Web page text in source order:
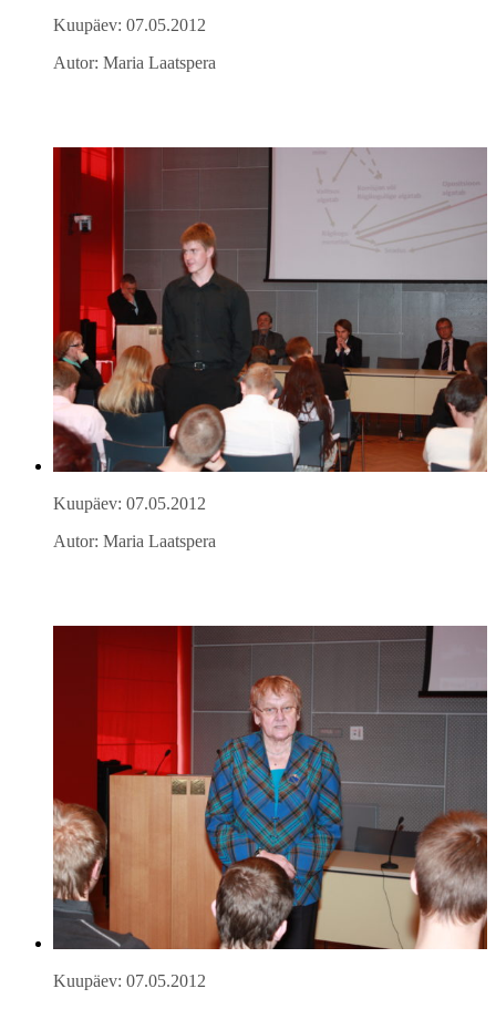
Kuupäev: 07.05.2012
Autor: Maria Laatspera
Kuupäev: 07.05.2012
Autor: Maria Laatspera
Kuupäev: 07.05.2012